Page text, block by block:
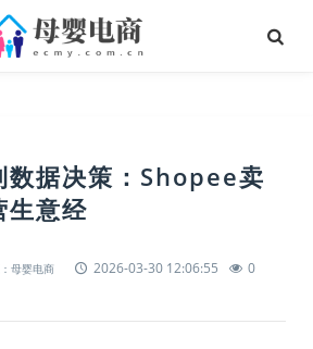
数据决策：Shopee卖
生意经
母婴电商 2026-03-30 12:06:55 0